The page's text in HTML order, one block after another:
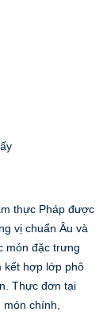
thực Pháp được
vị chuẩn Âu và
món đặc trưng
kết hợp lớp phô
Thực đơn tại
chính,